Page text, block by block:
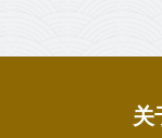
关